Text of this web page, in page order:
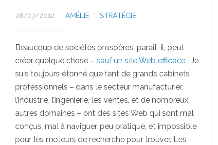
28/07/2012 AMÉLIE STRATÉGIE
Beaucoup de sociétés prospères, paraît-il, peut
créer quelque chose – sauf un site Web efficace . Je
suis toujours étonné que tant de grands cabinets
professionnels – dans le secteur manufacturier,
l’industrie, l’ingénierie, les ventes, et de nombreux
autres domaines – ont des sites Web qui sont mal
conçus, mal à naviguer, peu pratique, et impossible
pour les moteurs de recherche pour trouver. Les